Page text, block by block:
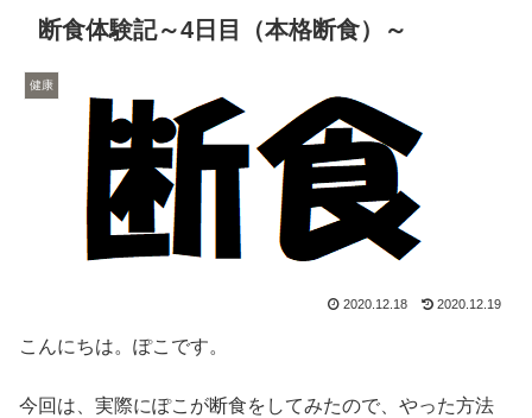
断食体験記～4日目（本格断食）～
健康
2020.12.18 2020.12.19
こんにちは。ぽこです。
今回は、実際にぽこが断食をしてみたので、やった方法